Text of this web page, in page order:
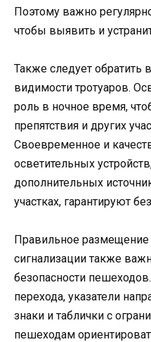
Поэтому важно
чтобы выявить и
Также следует обратить
видимости тротуаров.
роль в ночное время,
препятствия и других
Своевременное и
осветительных
дополнительных
участках, гарантируют
Правильное
сигнализации также
безопасности
перехода, указатели
знаки и таблички с
пешеходам